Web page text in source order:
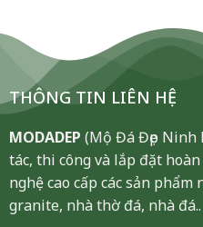
THÔNG TIN LIÊN HỆ
MODADEP (Mộ Đá Đẹp
tác, thi công và lắp đặt
nghệ cao cấp các sản
granite, nhà thờ đá, nhà đá..